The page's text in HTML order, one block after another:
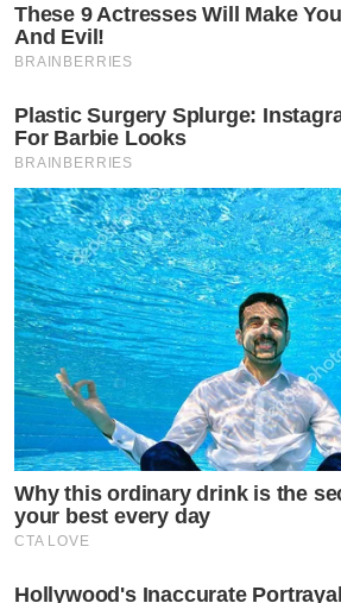
These 9 Actresses Will Make
And Evil!
BRAINBERRIES
Plastic Surgery Splurge:
For Barbie Looks
BRAINBERRIES
Why this ordinary drink is the
your best every day
CTA LOVE
Hollywood's Inaccurate